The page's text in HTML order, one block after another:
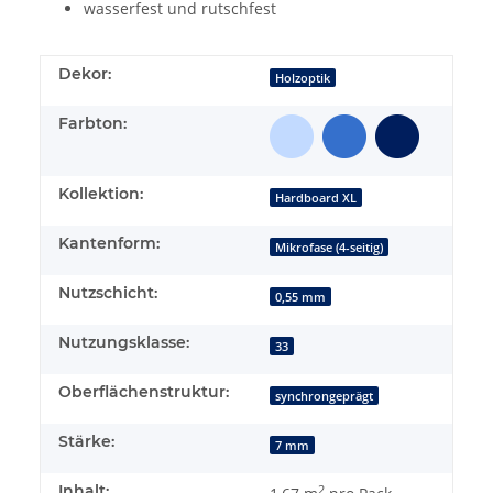
wasserfest und rutschfest
Dekor: Holzoptik
Farbton:
Kollektion: Hardboard XL
Kantenform: Mikrofase (4-seitig)
Nutzschicht: 0,55 mm
Nutzungsklasse: 33
Oberflächenstruktur: synchrongeprägt
Stärke: 7 mm
2